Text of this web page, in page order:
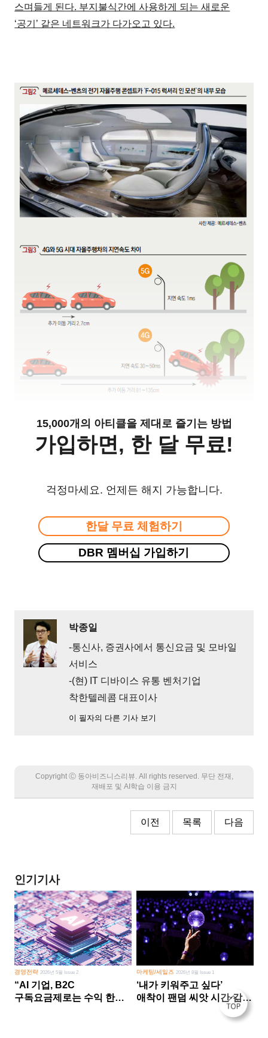
스며들게 된다. 부지불식간에 사용하게 되는 새로운
‘공기’ 같은 네트워크가 다가오고 있다.
15,000개의 아티클을 제대로 즐기는 방법
가입하면, 한 달 무료!
걱정마세요. 언제든 해지 가능합니다.
한달 무료 체험하기
DBR 멤버십 가입하기
박종일
-통신사, 증권사에서 통신요금 및 모바일
서비스
-(현) IT 디바이스 유통 벤처기업
착한텔레콤 대표이사
이 필자의 다른 기사 보기
Copyright Ⓒ 동아비즈니스리뷰. All rights reserved. 무단 전재,
재배포 및 AI학습 이용 금지
이전 목록 다음
인기기사
경영전략 2026년 5월 Issue 2
“AI 기업, B2C
구독요금제로는 수익 한계
마케팅/세일즈 2026년 8월 Issue 1
‘내가 키워주고 싶다’
애착이 팬덤 씨앗 시간·감정